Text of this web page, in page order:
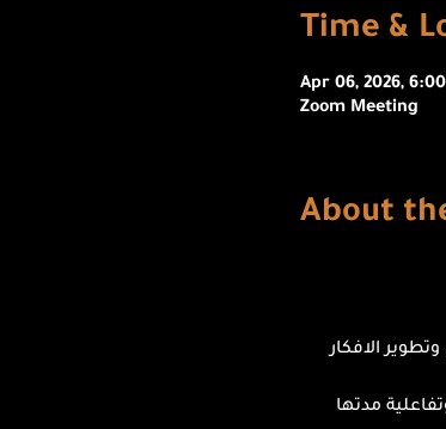
Time &
Apr 06, 2026,
Zoom Meeting
About
وصناعة المحتوى وتطوير الافكار
مدتها